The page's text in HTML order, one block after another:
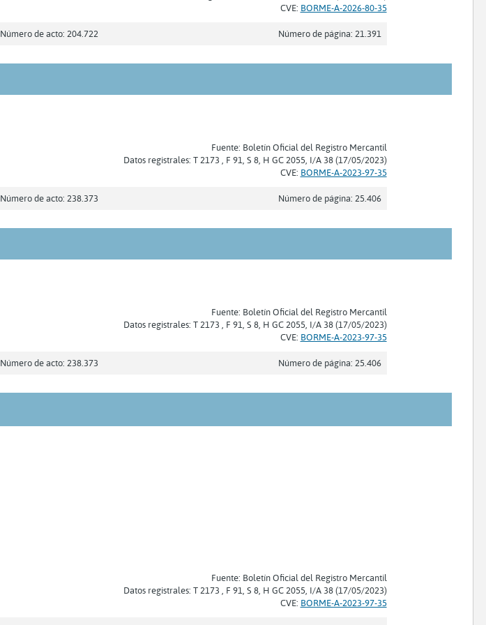
CVE: BORME-A-2026-80-35
Número de acto: 204.722 Número de página: 21.391
Fuente: Boletín Oficial del Registro Mercantil
Datos registrales: T 2173 , F 91, S 8, H GC 2055, I/A 38 (17/05/2023)
CVE: BORME-A-2023-97-35
Número de acto: 238.373 Número de página: 25.406
Fuente: Boletín Oficial del Registro Mercantil
Datos registrales: T 2173 , F 91, S 8, H GC 2055, I/A 38 (17/05/2023)
CVE: BORME-A-2023-97-35
Número de acto: 238.373 Número de página: 25.406
Fuente: Boletín Oficial del Registro Mercantil
Datos registrales: T 2173 , F 91, S 8, H GC 2055, I/A 38 (17/05/2023)
CVE: BORME-A-2023-97-35